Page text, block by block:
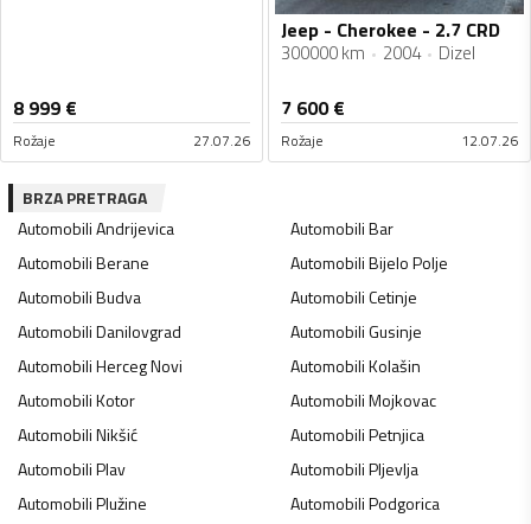
8 999 €
Rožaje 27.07.26
Jeep - Cherokee - 2.7 CRD
300000 km 2004 Dizel
7 600€
Rožaje 12.07.26
BRZA PRETRAGA
AutomobiliAndrijevica AutomobiliBar
AutomobiliBerane AutomobiliBijelo Polje
AutomobiliBudva AutomobiliCetinje
AutomobiliDanilovgrad AutomobiliGusinje
AutomobiliHerceg Novi AutomobiliKolašin
AutomobiliKotor AutomobiliMojkovac
AutomobiliNikšić AutomobiliPetnjica
AutomobiliPlav AutomobiliPljevlja
AutomobiliPlužine AutomobiliPodgorica